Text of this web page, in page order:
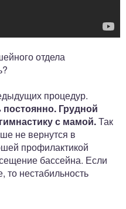
отдела
процедур.
Грудной
с мамой.Так
не вернутся в
профилактикой
бассейна. Если
то нестабильность